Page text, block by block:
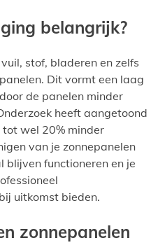
belangrijk?
stof, bladeren en zelfs
Dit vormt een laag
de panelen minder
heeft aangetoond
wel 20% minder
van je zonnepanelen
functioneren en je
uitkomst bieden.
zonnepanelen